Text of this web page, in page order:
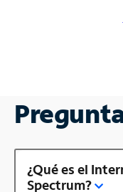
¿Qué es el
Spectrum?